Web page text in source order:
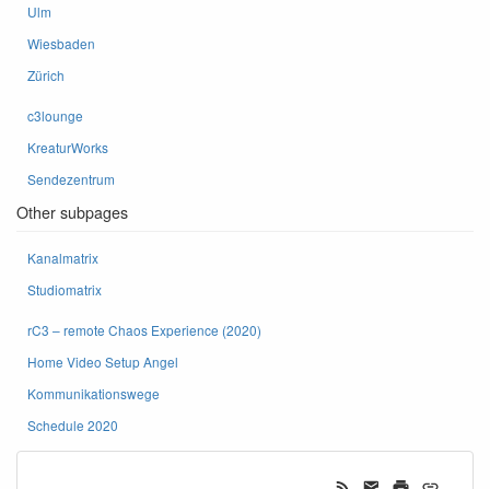
Ulm
Wiesbaden
Zürich
c3lounge
KreaturWorks
Sendezentrum
Other subpages
Kanalmatrix
Studiomatrix
rC3 – remote Chaos Experience (2020)
Home Video Setup Angel
Kommunikationswege
Schedule 2020